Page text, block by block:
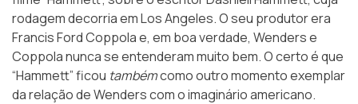
rodagem decorria em Los Angeles. O seu produtor era
Francis Ford Coppola e, em boa verdade, Wenders e
Coppola nunca se entenderam muito bem. O certo é que
“Hammett” ficou tambémcomo outro momento exemplar
da relação de Wenders com o imaginário americano.